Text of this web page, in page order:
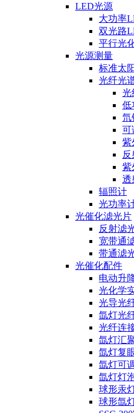
LED光源
大功率
双光路
平行光
光源测量
标准太
光纤光
光
低
氘
可
紫
紫
透
辐照计
光功率
光催化滤光片
反射滤
宽带通
带通滤
光催化配件
电动升
光化学
光导光
氙灯光
光纤连
氙灯汇
氙灯复
氙灯可
氙灯灯
球形汞
球形氙